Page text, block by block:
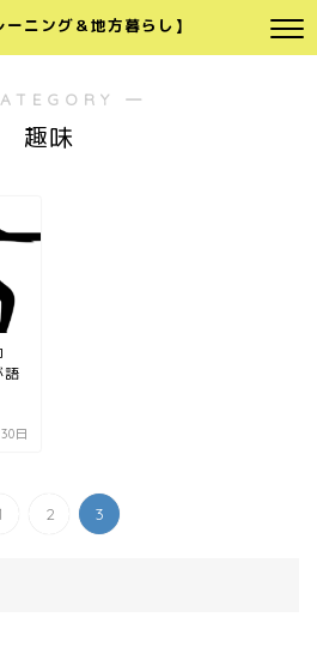
ニング＆地方暮らし】
―
趣味
語
日
2 3